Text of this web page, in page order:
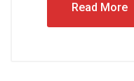
Read More